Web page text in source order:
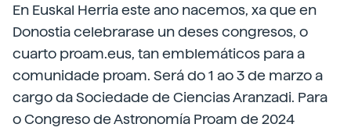
En Euskal Herria este ano nacemos, xa que en
Donostia celebrarase un deses congresos, o
cuarto proam.eus, tan emblemáticos para a
comunidade proam. Será do 1 ao 3 de marzo a
cargo da Sociedade de Ciencias Aranzadi. Para
o Congreso de Astronomía Proam de 2024